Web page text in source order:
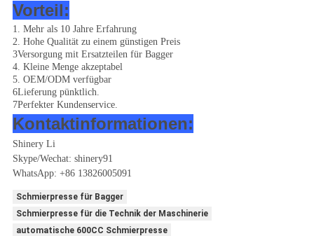
Vorteil:
1. Mehr als 10 Jahre Erfahrung
2. Hohe Qualität zu einem günstigen Preis
3Versorgung mit Ersatzteilen für Bagger
4. Kleine Menge akzeptabel
5. OEM/ODM verfügbar
6Lieferung pünktlich.
7Perfekter Kundenservice.
Kontaktinformationen:
Shinery Li
Skype/Wechat: shinery91
WhatsApp: +86 13826005091
Schmierpresse für Bagger
Schmierpresse für die Technik der Maschinerie
automatische 600CC Schmierpresse